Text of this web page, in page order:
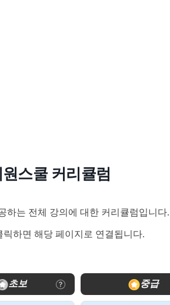
원스쿨 커리큘럼
하는 전체 강의에 대한 커리큘럼입니다.
릭하면 해당 페이지로 연결됩니다.
초보 중급